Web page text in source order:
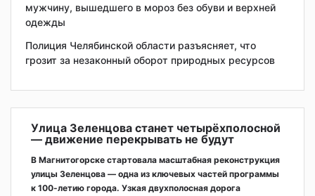
мужчину, вышедшего в мороз без обуви и верхней
одежды
Полиция Челябинской области разъясняет, что
грозит за незаконный оборот природных ресурсов
Улица Зеленцова станет четырёхполосной
— движение перекрывать не будут
В Магнитогорске стартовала масштабная реконструкция
улицы Зеленцова — одна из ключевых частей программы
к 100-летию города. Узкая двухполосная дорога